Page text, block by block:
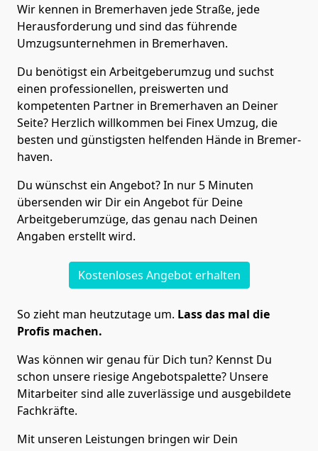
Wir kennen in Bremer­haven jede Straße, jede
Herausforderung und sind das führende
Umzugsunternehmen in Bremer­haven.
Du benötigst ein Arbeitgeberumzug und suchst
einen professionellen, preiswerten und
kompetenten Partner in Bremer­haven an Deiner
Seite? Herzlich willkommen bei Finex Umzug, die
besten und günstigsten helfenden Hände in Bremer­
haven.
Du wünschst ein Angebot? In nur 5 Minuten
übersenden wir Dir ein Angebot für Deine
Arbeitgeberumzüge, das genau nach Deinen
Angaben erstellt wird.
Kostenloses Angebot erhalten
So zieht man heutzutage um. Lass das mal die
Profis machen.
Was können wir genau für Dich tun? Kennst Du
schon unsere riesige Angebotspalette? Unsere
Mitarbeiter sind alle zuverlässige und ausgebildete
Fachkräfte.
Mit unseren Leistungen bringen wir Dein